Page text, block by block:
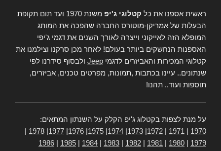
ראשית אספנו את כל קטלוגי ג'יפ
משנת 1970 ועד תום תקופת
הבעלות של אמריקן-מוטורס החברה שהפכה את המותג
המופלא הזה לאייקוני וייצרה לאורך השנים את דגמי ג'יפי
האספנות הנחשקים ביותר בעולם! לאחר מכן סרקנו וצילמנו את
קטלוגי המכירות והאביזרים לדגמי Jeep ולבסוף סידרנו לפי
שנתונים.. עיינו בכתבות ,תמונות, מפרטים טכנים, אביזרים,
תוספות ועוד.. תהנו!
על מנת לצפות בקטלוג ג'יפ הקלק על השנתון המתאים:
1970
1971
1972
1973
1974
1975
1976
1977
1978
1979
1980
1981
1982
1983
1984
1985
1986